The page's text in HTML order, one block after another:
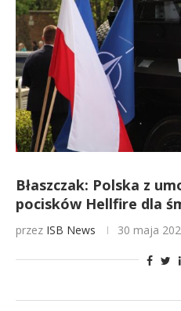
Błaszczak: Polska z
pocisków Hellfire dla
przez ISB News 30 maja